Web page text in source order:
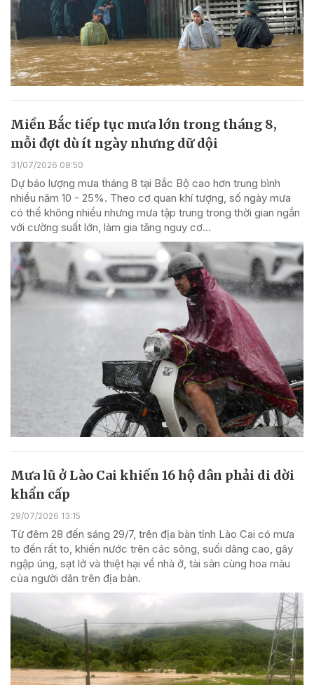
Miền Bắc tiếp tục mưa lớn trong tháng 8,
mỗi đợt dù ít ngày nhưng dữ dội
31/07/2026 08:50
Dự báo lượng mưa tháng 8 tại Bắc Bộ cao hơn trung bình
nhiều năm 10 - 25%. Theo cơ quan khí tượng, số ngày mưa
có thể không nhiều nhưng mưa tập trung trong thời gian ngắn
với cường suất lớn, làm gia tăng nguy cơ...
Mưa lũ ở Lào Cai khiến 16 hộ dân phải di dời
khẩn cấp
29/07/2026 13:15
Từ đêm 28 đến sáng 29/7, trên địa bàn tỉnh Lào Cai có mưa
to đến rất to, khiến nước trên các sông, suối dâng cao, gây
ngập úng, sạt lở và thiệt hại về nhà ở, tài sản cùng hoa màu
của người dân trên địa bàn.